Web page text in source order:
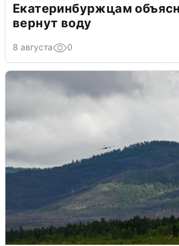
Екатеринбуржцам
вернут воду
8 августа 0